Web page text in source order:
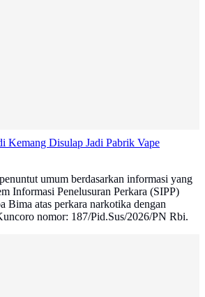
Kemang Disulap Jadi Pabrik Vape
umum berdasarkan informasi yang
Informasi Penelusuran Perkara (SIPP)
Bima atas perkara narkotika dengan
nomor: 187/Pid.Sus/2026/PN Rbi.